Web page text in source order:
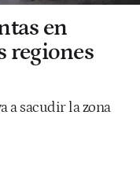
en
regiones
a sacudir la zona